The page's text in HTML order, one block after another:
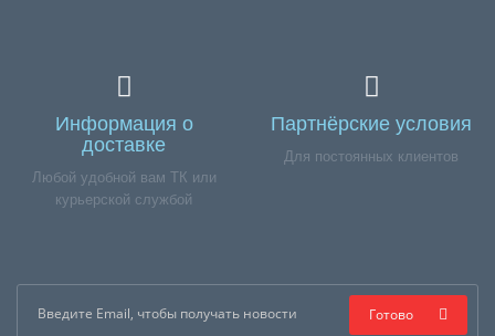
Информация о
доставке
Любой удобной вам ТК или
курьерской службой
Партнёрские условия
Для постоянных клиентов
Готово